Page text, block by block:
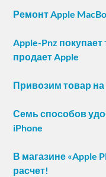
Ремонт Apple
Apple-Pnz покупает
продает Apple
Привозим товар на
Семь способов
iPhone
В магазине «Apple
расчет!